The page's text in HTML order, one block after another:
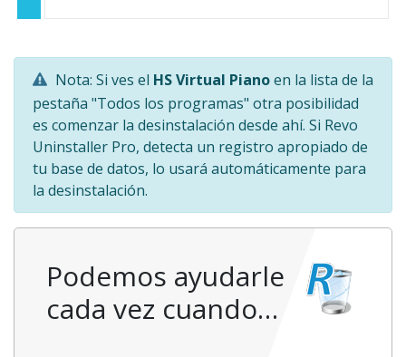
Nota: Si ves el HS Virtual Pianoen la lista de la
pestaña "Todos los programas" otra posibilidad
es comenzar la desinstalación desde ahí. Si Revo
Uninstaller Pro, detecta un registro apropiado de
tu base de datos, lo usará automáticamente para
la desinstalación.
Podemos ayudarle
cada vez cuando…